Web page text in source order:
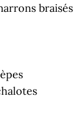
braisés